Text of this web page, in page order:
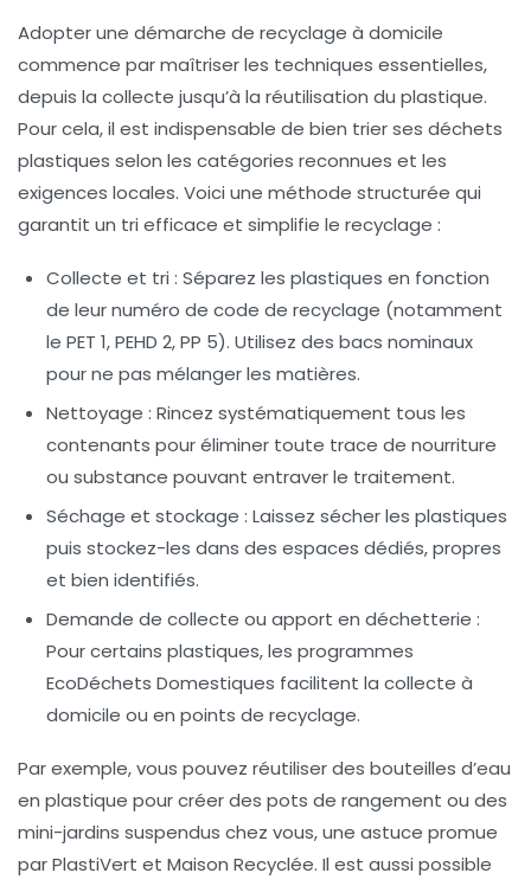
Adopter une démarche de recyclage à domicile
commence par maîtriser les techniques essentielles,
depuis la collecte jusqu’à la réutilisation du plastique.
Pour cela, il est indispensable de bien trier ses déchets
plastiques selon les catégories reconnues et les
exigences locales. Voici une méthode structurée qui
garantit un tri efficace et simplifie le recyclage :
Collecte et tri : Séparez les plastiques en fonction
de leur numéro de code de recyclage (notamment
le PET 1, PEHD 2, PP 5). Utilisez des bacs nominaux
pour ne pas mélanger les matières.
Nettoyage : Rincez systématiquement tous les
contenants pour éliminer toute trace de nourriture
ou substance pouvant entraver le traitement.
Séchage et stockage : Laissez sécher les plastiques
puis stockez-les dans des espaces dédiés, propres
et bien identifiés.
Demande de collecte ou apport en déchetterie :
Pour certains plastiques, les programmes
EcoDéchets Domestiques facilitent la collecte à
domicile ou en points de recyclage.
Par exemple, vous pouvez réutiliser des bouteilles d’eau
en plastique pour créer des pots de rangement ou des
mini-jardins suspendus chez vous, une astuce promue
par PlastiVert et Maison Recyclée. Il est aussi possible